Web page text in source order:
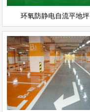
环氧防静电自流平地坪
环氧平涂地坪
环氧地坪
立即询问